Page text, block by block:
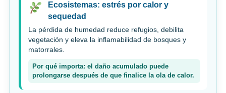
Ecosistemas: estrés por calor y
sequedad
La pérdida de humedad reduce refugios, debilita
vegetación y eleva la inflamabilidad de bosques y
matorrales.
Por qué importa: el daño acumulado puede
prolongarse después de que finalice la ola de calor.